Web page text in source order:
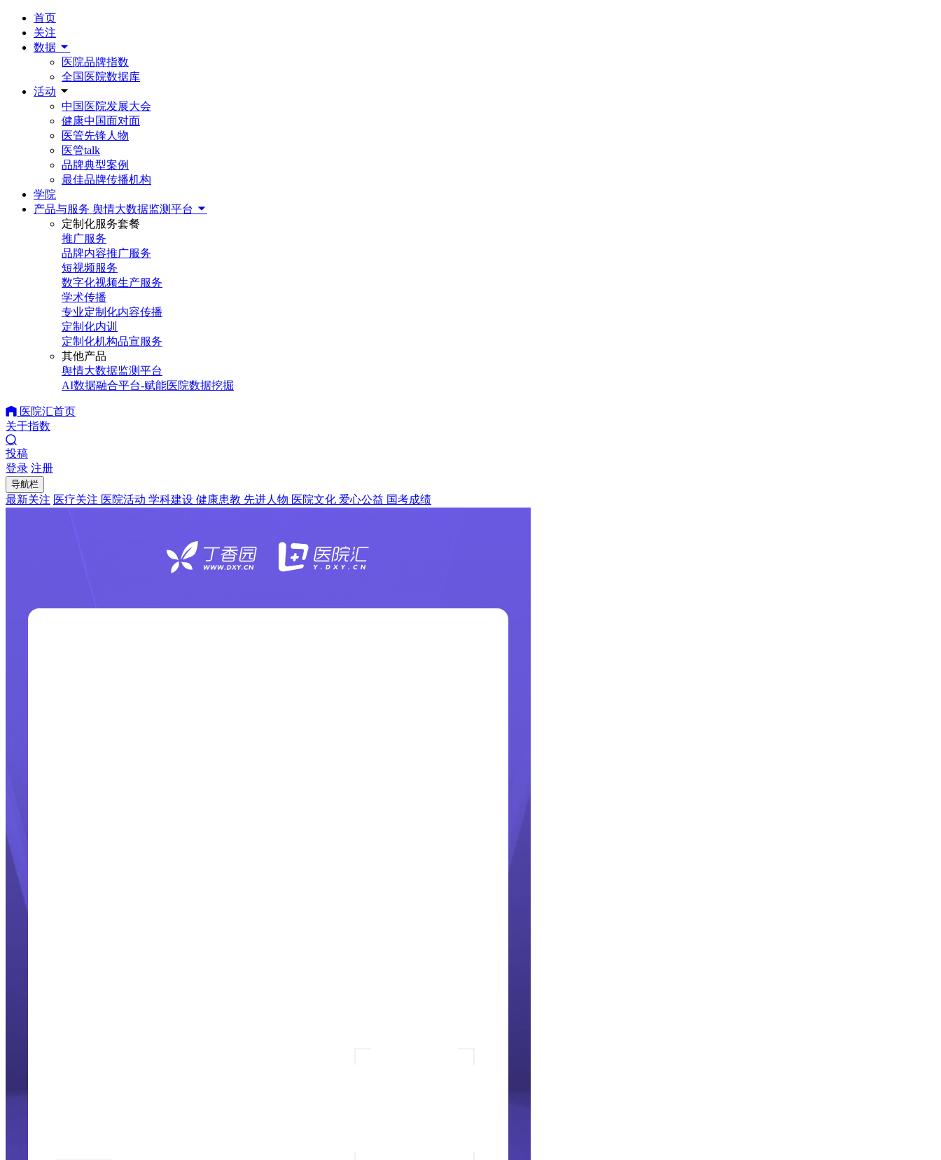
首页
关注
数据
医院品牌指数
全国医院数据库
活动
中国医院发展大会
健康中国面对面
医管先锋人物
医管talk
品牌典型案例
最佳品牌传播机构
学院
产品与服务 舆情大数据监测平台
定制化服务套餐
推广服务
品牌内容推广服务
短视频服务
数字化视频生产服务
学术传播
专业定制化内容传播
定制化内训
定制化机构品宣服务
其他产品
舆情大数据监测平台
AI数据融合平台-赋能医院数据挖掘
医院汇首页
关于指数
投稿
登录 注册
导航栏
最新关注 医疗关注 医院活动 学科建设 健康患教 先进人物 医院文化 爱心公益 国考成绩